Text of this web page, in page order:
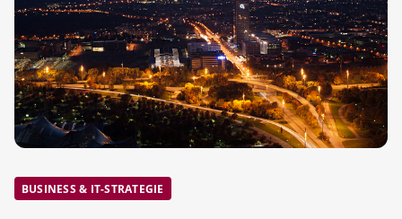
BUSINESS & IT-STRATEGIE